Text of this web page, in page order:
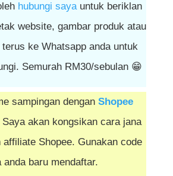
hubungi sayauntuk beriklan
website, gambar produk atau
ke Whatsapp anda untuk
Semurah RM30/sebulan 😁
sampingan dengan Shopee
akan kongsikan cara jana
affiliate Shopee. Gunakan code
baru mendaftar.